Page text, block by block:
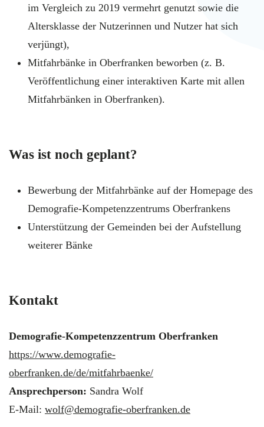
im Vergleich zu 2019 vermehrt genutzt sowie die
Altersklasse der Nutzerinnen und Nutzer hat sich
verjüngt),
Mitfahrbänke in Oberfranken beworben (z. B.
Veröffentlichung einer interaktiven Karte mit allen
Mitfahrbänken in Oberfranken).
Was ist noch geplant?
Bewerbung der Mitfahrbänke auf der Homepage des
Demografie-Kompetenzzentrums Oberfrankens
Unterstützung der Gemeinden bei der Aufstellung
weiterer Bänke
Kontakt
Demografie-Kompetenzzentrum Oberfranken
https://www.demografie-
oberfranken.de/de/mitfahrbaenke/
Ansprechperson: Sandra Wolf
E-Mail: wolf@demografie-oberfranken.de